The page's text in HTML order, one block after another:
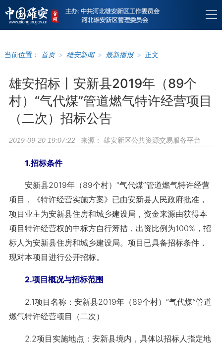
当前位置： 首页 > 雄安新闻 > 最新播报 > 正文
雄安招标丨安新县2019年（89个
村）“气代煤”管道燃气特许经营项目
（二次）招标公告
2019-09-20 19:07:22 来源： 雄安新区公共资源交易服务平台
1.招标条件
安新县2019年（89个村）“气代煤”管道燃气特许经营
项目，《特许经营实施方案》已由安新县人民政府批准，
项目业主为安新县住房和城乡建设局，资金来源由获得本
项目特许经营权的中标方自行筹措，出资比例为100%，招
标人为安新县住房和城乡建设局。项目已具备招标条件，
现对本项目进行公开招标。
2.项目概况与招标范围
2.1项目名称：安新县2019年（89个村）“气代煤”管道
燃气特许经营项目（二次）
2.2项目实施地点：安新县境内，具体以招标人指定地